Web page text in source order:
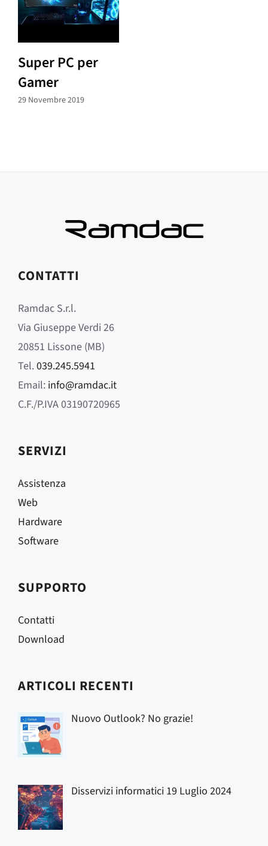
Super PC per
Gamer
29 Novembre 2019
CONTATTI
Ramdac S.r.l.
Via Giuseppe Verdi 26
20851 Lissone (MB)
Tel.039.245.5941
Email: info@ramdac.it
C.F./P.IVA 03190720965
SERVIZI
Assistenza
Web
Hardware
Software
SUPPORTO
Contatti
Download
ARTICOLI RECENTI
Nuovo Outlook? No grazie!
Disservizi informatici 19 Luglio 2024